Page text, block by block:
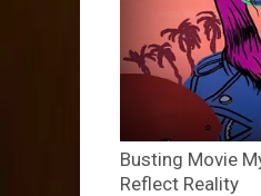
Busting Movie
Reflect Reality